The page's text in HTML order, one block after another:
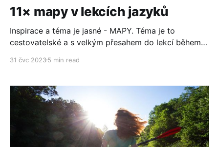
11× mapy v lekcích jazyků
Inspirace a téma je jasné - MAPY. Téma je to
cestovatelské a s velkým přesahem do lekcí během
a ty nápady, které vás chytnou za srdce hned
31 čvc 20235 min read